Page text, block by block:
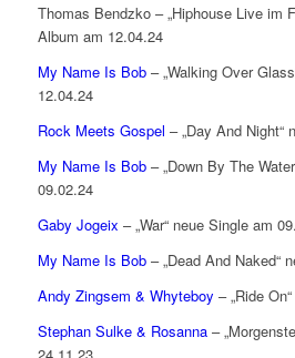
Thomas Bendzko – „Hiphouse Live im
Album am 12.04.24
My Name Is Bob– „Walking Over
12.04.24
Rock Meets Gospel – „Day And Night“
My Name Is Bob– „Down By The
09.02.24
Gaby Jogeix – „War“ neue Single am
My Name Is Bob– „Dead And Naked“
Andy Zingsem & Whyteboy – „Ride
Stephan Sulke & Rosanna–